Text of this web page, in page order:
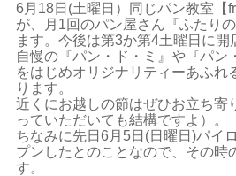
6月18日(土曜日）同じパン教室【
が、月1回のパン屋さん『ふたり
ます。今後は第3か第4土曜日に開
自慢の『パン・ド・ミ』や『パン
をはじめオリジナリティーあふれ
ります。
近くにお越しの節はぜひお立ち寄
っていただいても結構ですよ）。
ちなみに先日6月5日(日曜日)パイ
プンしたとのことなので、その時
す。